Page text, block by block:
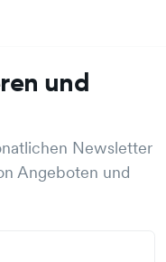
und
Newsletter
Angeboten und